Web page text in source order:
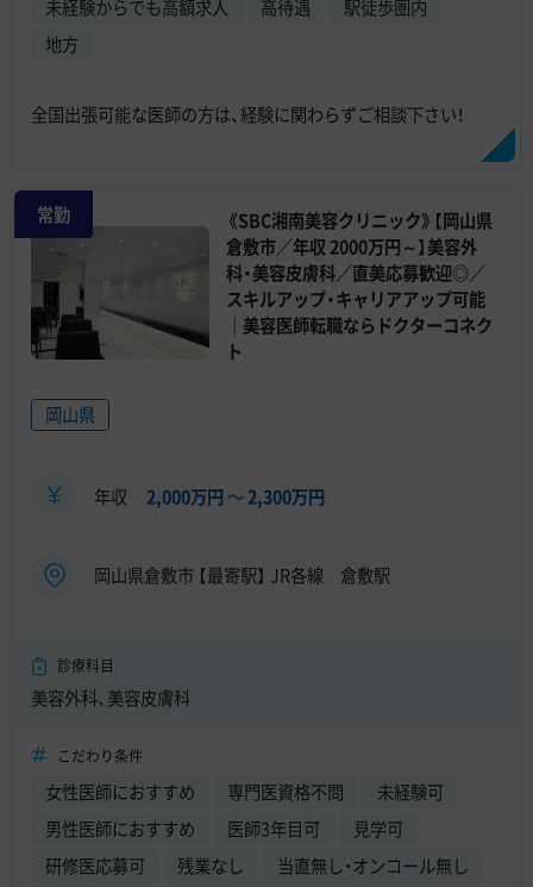
未経験からでも高額求人 高待遇
駅徒歩圏内
地方
全国出張可能な医師の方は、経験に関わらずご相談下さい！
常勤
《SBC湘南美容クリニック》【岡山県
倉敷市／年収 2000万円～】美容外
科・美容皮膚科／直美応募歓迎◎／
スキルアップ・キャリアアップ可能
｜美容医師転職ならドクターコネク
ト
岡山県
年収 2,000万円 〜2,300万円
岡山県倉敷市 【最寄駅】 JR各線 倉敷駅
診療科目
美容外科、美容皮膚科
こだわり条件
女性医師におすすめ 専門医資格不問
未経験可
男性医師におすすめ
医師3年目可
見学可
研修医応募可
残業なし
当直無し・オンコール無し